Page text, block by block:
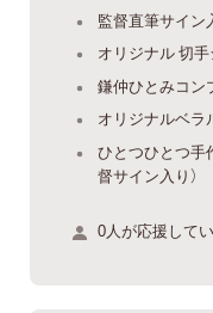
監督直筆サイン
オリジナル 切手
鎌仲ひとみコン
オリジナルベラ
ひとつひとつ手
督サイン入り）
0人が応援してい